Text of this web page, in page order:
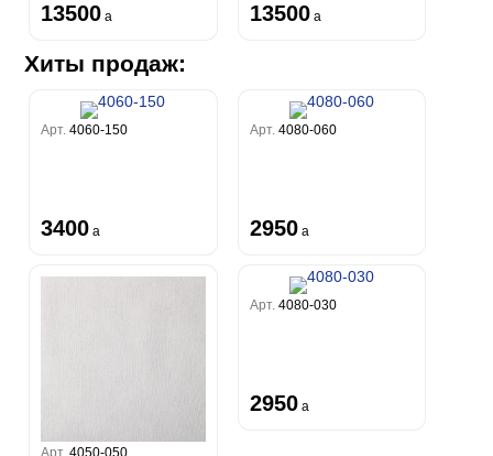
13500 a 13500 a
Хиты продаж:
Арт.4060-150
3400 a
Арт. 4080-060
2950 a
Арт.4050-050
Арт. 4080-030
2950 a